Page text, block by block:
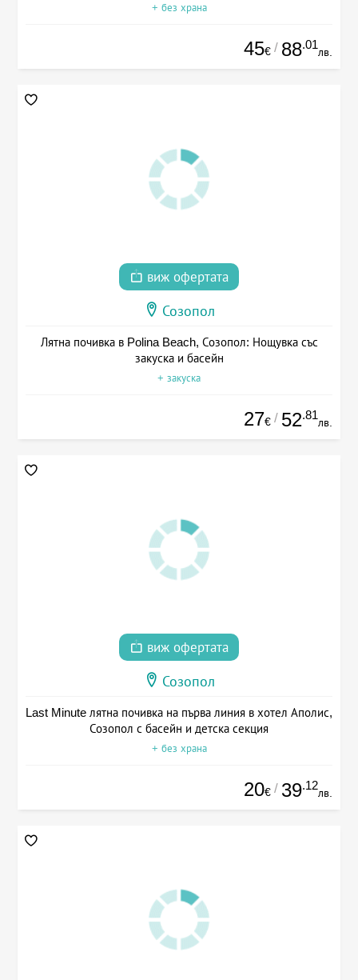
+ без храна
45€ / 88.01
лв.
виж офертата
Созопол
Лятна почивка в Polina Beach, Созопол: Нощувка със
закуска и басейн
+ закуска
27€ / 52.81
лв.
виж офертата
Созопол
Last Minute лятна почивка на първа линия в хотел Аполис,
Созопол с басейн и детска секция
+ без храна
20€ / 39.12
лв.